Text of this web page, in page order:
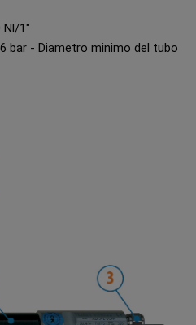
Nl/1"
bar - Diametro minimo del tubo